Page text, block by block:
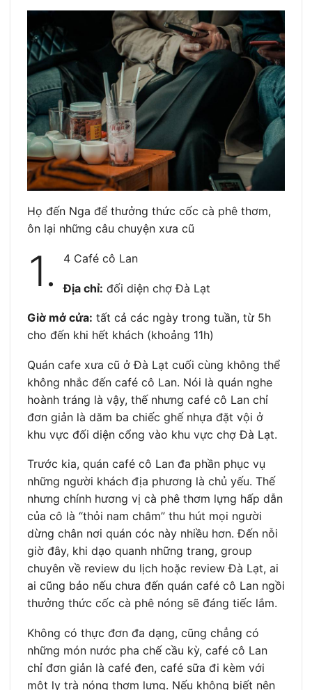
Họ đến Nga để thưởng thức cốc cà phê thơm,
ôn lại những câu chuyện xưa cũ
1. 4 Café cô Lan
Địa chỉ: đối diện chợ Đà Lạt
Giờ mở cửa: tất cả các ngày trong tuần, từ 5h
cho đến khi hết khách (khoảng 11h)
Quán cafe xưa cũ ở Đà Lạt cuối cùng không thể
không nhắc đến café cô Lan. Nói là quán nghe
hoành tráng là vậy, thế nhưng café cô Lan chỉ
đơn giản là dăm ba chiếc ghế nhựa đặt vội ở
khu vực đối diện cổng vào khu vực chợ Đà Lạt.
Trước kia, quán café cô Lan đa phần phục vụ
những người khách địa phương là chủ yếu. Thế
nhưng chính hương vị cà phê thơm lựng hấp dẫn
của cô là “thỏi nam châm” thu hút mọi người
dừng chân nơi quán cóc này nhiều hơn. Đến nỗi
giờ đây, khi dạo quanh những trang, group
chuyên về review du lịch hoặc review Đà Lạt, ai
ai cũng bảo nếu chưa đến quán café cô Lan ngồi
thưởng thức cốc cà phê nóng sẽ đáng tiếc lắm.
Không có thực đơn đa dạng, cũng chẳng có
những món nước pha chế cầu kỳ, café cô Lan
chỉ đơn giản là café đen, café sữa đi kèm với
một ly trà nóng thơm lựng. Nếu không biết nên